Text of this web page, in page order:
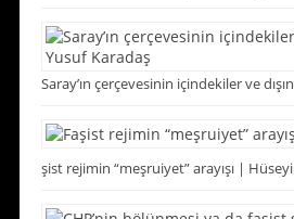
Saray’ın çerçevesinin içindekiler ve
şist rejimin “meşruiyet” arayışı |